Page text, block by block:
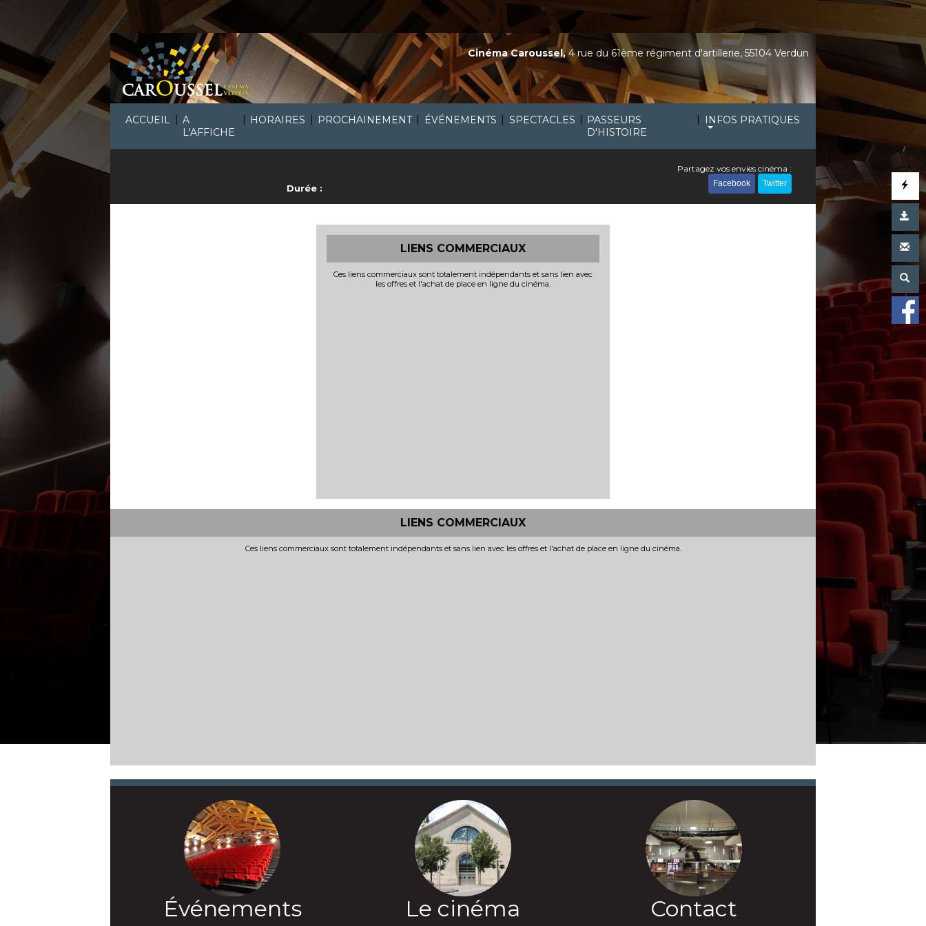
ACCUEIL | A
L'AFFICHE
| HORAIRES | PROCHAINEMENT | ÉVÉNEMENTS | SPECTACLES | PASSEURS
D'HISTOIRE
| INFOS PRATIQUES
Cinéma Caroussel,4 rue du 61ème régiment d'artillerie, 55104 Verdun
Durée :
Partagez vos envies cinéma :
Facebook Twitter
LIENS COMMERCIAUX
Ces liens commerciaux sont totalement indépendants et sans lien avec
les offres et l'achat de place en ligne du cinéma.
LIENS COMMERCIAUX
Ces liens commerciaux sont totalement indépendants et sans lien avec les offres et l'achat de place en ligne du cinéma.
Événements Le cinéma Contact